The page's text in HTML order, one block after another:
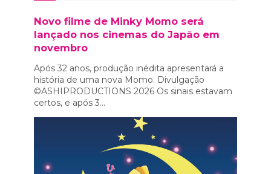
Novo filme de Minky Momo será
lançado nos cinemas do Japão em
novembro
Após 32 anos, produção inédita apresentará a
história de uma nova Momo. Divulgação
©ASHIPRODUCTIONS 2026 Os sinais estavam
certos, e após 3...